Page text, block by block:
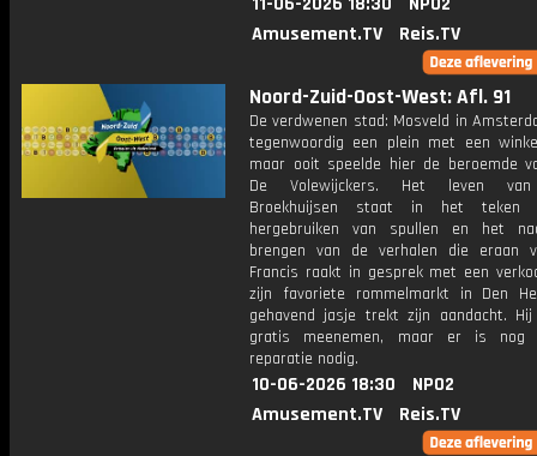
Amusement.TV
Reis.TV
Noord-Zuid-Oost-West: Afl. 91
De verdwenen stad: Mosveld in
tegenwoordig een plein met een
maar ooit speelde hier de beroemde
De Volewijckers. Het leven van
Broekhuijsen staat in het teken
hergebruiken van spullen en het
brengen van de verhalen die eraan
Francis raakt in gesprek met een
zijn favoriete rommelmarkt in Den
gehavend jasje trekt zijn aandacht.
gratis meenemen, maar er is
reparatie nodig.
10-06-2026 18:30
NPO2
Amusement.TV
Reis.TV